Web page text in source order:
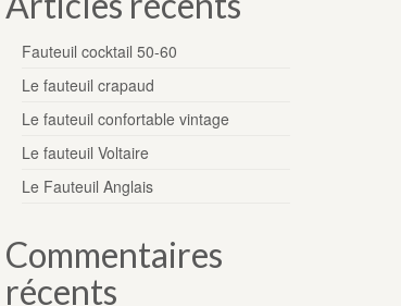
Fauteuil cocktail 50-60
Le fauteuil crapaud
Le fauteuil confortable vintage
Le fauteuil Voltaire
Le Fauteuil Anglais
Commentaires
récents